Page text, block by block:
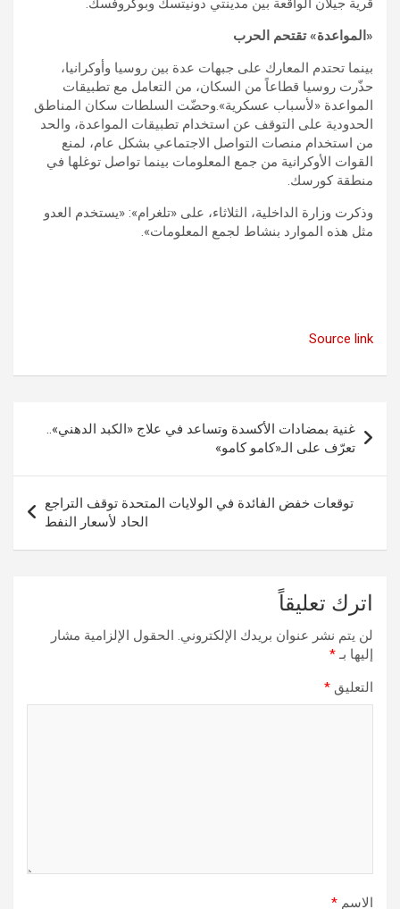
قرية جيلان الواقعة بين مدينتي دونيتسك وبوكروفسك.
«المواعدة» تقتحم الحرب
بينما تحتدم المعارك على جبهات عدة بين روسيا وأوكرانيا،
حذّرت روسيا قطاعاً من السكان، من التعامل مع تطبيقات
المواعدة «لأسباب عسكرية».وحضّت السلطات سكان المناطق
الحدودية على التوقف عن استخدام تطبيقات المواعدة، والحد
من استخدام منصات التواصل الاجتماعي بشكل عام، لمنع
القوات الأوكرانية من جمع المعلومات بينما تواصل توغلها في
منطقة كورسك.
وذكرت وزارة الداخلية، الثلاثاء، على «تلغرام»: «يستخدم العدو
مثل هذه الموارد بنشاط لجمع المعلومات».
Source link
المقالات
غنية بمضادات الأكسدة وتساعد في علاج «الكبد الدهني»..
تعرّف على الـ«كامو كامو»
توقعات خفض الفائدة في الولايات المتحدة توقف التراجع
الحاد لأسعار النفط
اترك تعليقاً
لن يتم نشر عنوان بريدك الإلكتروني. الحقول الإلزامية مشار
إليها بـ*
التعليق *
الاسم *